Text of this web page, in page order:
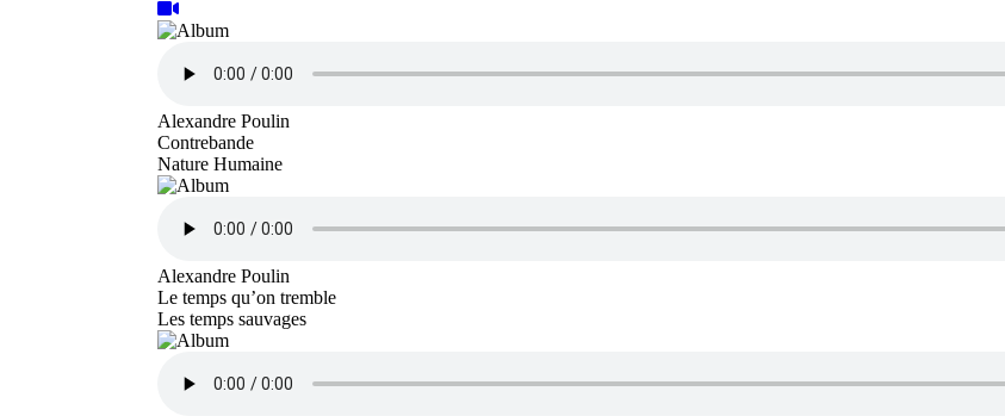
Alexandre Poulin
Contrebande
Nature Humaine
Alexandre Poulin
Le temps qu’on tremble
Les temps sauvages